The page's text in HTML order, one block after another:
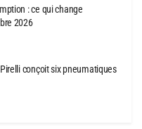
: ce qui change
2026
conçoit six pneumatiques